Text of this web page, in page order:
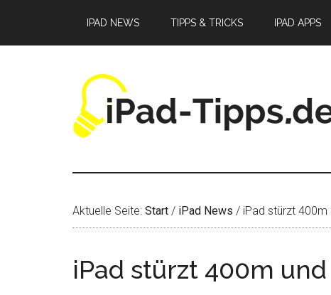
springen
springen
springen
IPAD NEWS TIPPS & TRICKS IPAD APPS
Aktuelle Seite: Start / iPad News / iPad stürzt 400m
iPad stürzt 400m